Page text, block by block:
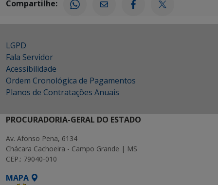
Compartilhe:
LGPD
Fala Servidor
Acessibilidade
Ordem Cronológica de Pagamentos
Planos de Contratações Anuais
PROCURADORIA-GERAL DO ESTADO
Av. Afonso Pena, 6134
Chácara Cachoeira - Campo Grande | MS
CEP.: 79040-010
MAPA